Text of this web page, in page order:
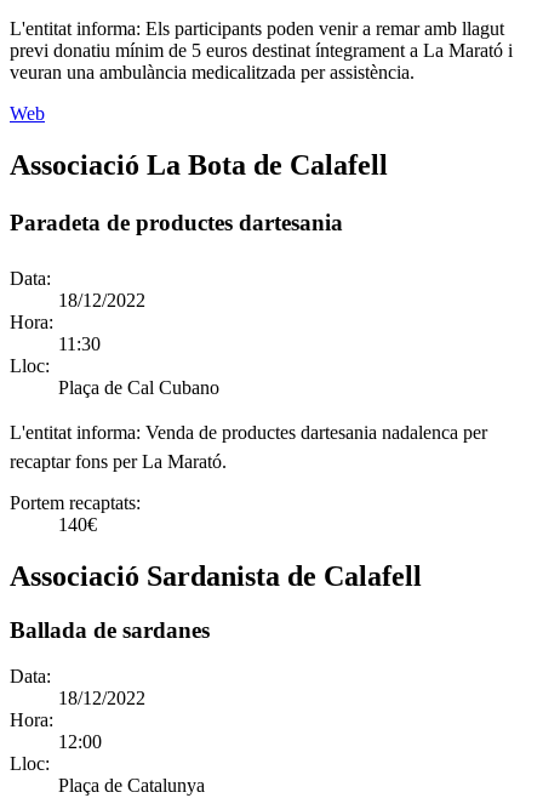
L'entitat informa: Els participants poden venir a remar amb llagut
previ donatiu mínim de 5 euros destinat íntegrament a La Marató i
veuran una ambulància medicalitzada per assistència.
Web
Associació La Bota de Calafell
Paradeta de productes dartesania
Data:
18/12/2022
Hora:
11:30
Lloc:
Plaça de Cal Cubano
L'entitat informa: Venda de productes dartesania nadalenca per
recaptar fons per La Marató.
Portem recaptats:
140€
Associació Sardanista de Calafell
Ballada de sardanes
Data:
18/12/2022
Hora:
12:00
Lloc:
Plaça de Catalunya